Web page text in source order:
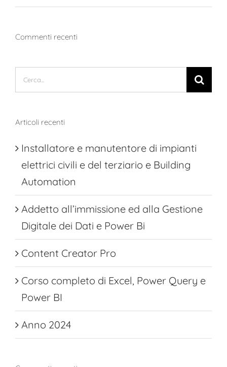
Commenti recenti
Cerca
per:
Articoli recenti
Installatore e manutentore di impianti
elettrici civili e del terziario e Building
Automation
Addetto all’immissione ed alla Gestione
Digitale dei Dati e Power Bi
Content Creator Pro
Corso completo di Excel, Power Query e
Power BI
Anno 2024